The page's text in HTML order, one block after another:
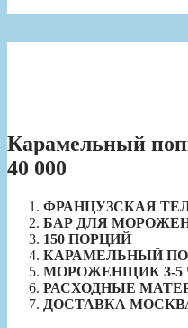
Карамельный
40 000
ФРАНЦУЗСКАЯ
БАР ДЛЯ
150 ПОРЦИЙ
КАРАМЕЛЬНЫЙ
МОРОЖЕНЩИК 3-5
РАСХОДНЫЕ
ДОСТАВКА